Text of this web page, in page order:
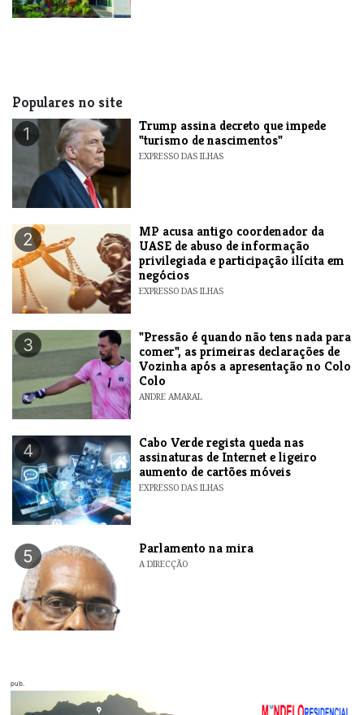
Populares no site
1
Trump assina decreto que impede
"turismo de nascimentos"
EXPRESSO DAS ILHAS
2
MP acusa antigo coordenador da
UASE de abuso de informação
privilegiada e participação ilícita em
negócios
EXPRESSO DAS ILHAS
3
"Pressão é quando não tens nada para
comer", as primeiras declarações de
Vozinha após a apresentação no Colo
Colo
ANDRE AMARAL
4
Cabo Verde regista queda nas
assinaturas de Internet e ligeiro
aumento de cartões móveis
EXPRESSO DAS ILHAS
5 Parlamento na mira
A DIRECÇÃO
pub.